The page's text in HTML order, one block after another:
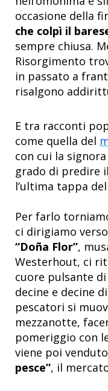
occasione della
che colpì il
sempre chiusa.
Risorgimento
in passato a
risalgono
E tra racconti
come quella del
con cui la
grado di predire
l’ultima tappa
Per farlo
ci dirigiamo
“Doña Flor”,
Westerhout, ci
cuore pulsante
decine e decine di
pescatori si
mezzanotte,
pomeriggio con
viene poi
pesce”, il